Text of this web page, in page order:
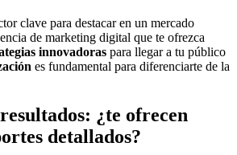
clave para destacar en un mercado
de marketing digital que te ofrezca
innovadoras para llegar a tu público
es fundamental para diferenciarte de la
¿te ofrecen
detallados?